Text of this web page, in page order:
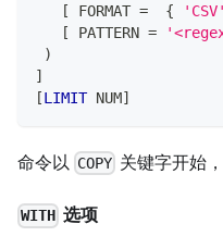
[
FORMAT =
  {
'CSV'
[
PATTERN =
)
]
[LIMIT NUM]
命令以 COPY 关键字开始
WITH 选项